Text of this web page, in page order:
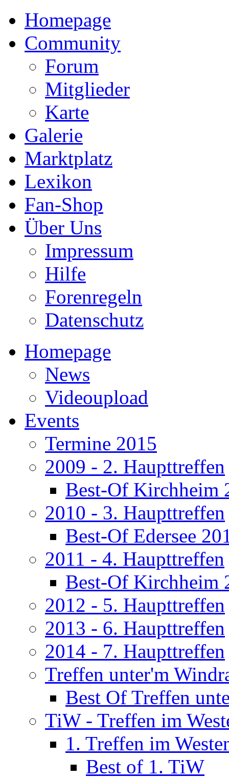
Homepage
Community
Forum
Mitglieder
Karte
Galerie
Marktplatz
Lexikon
Fan-Shop
Über Uns
Impressum
Hilfe
Forenregeln
Datenschutz
Homepage
News
Videoupload
Events
Termine 2015
2009 - 2. Haupttreffen
Best-Of Kirchheim
2010 - 3. Haupttreffen
Best-Of Edersee
2011 - 4. Haupttreffen
Best-Of Kirchheim
2012 - 5. Haupttreffen
2013 - 6. Haupttreffen
2014 - 7. Haupttreffen
Treffen unter'm
Best Of Treffen
TiW - Treffen im
1. Treffen im
Best of 1. TiW